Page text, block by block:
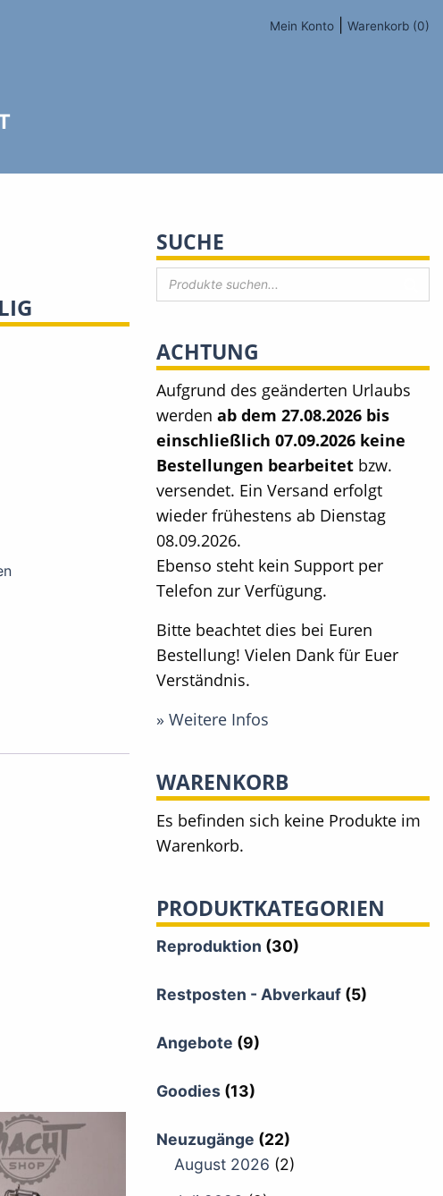
Mein Konto Warenkorb (0)
SUCHE
ACHTUNG
Aufgrund des geänderten Urlaubs
werden ab dem 27.08.2026 bis
einschließlich 07.09.2026 keine
Bestellungen bearbeitet bzw.
versendet. Ein Versand erfolgt
wieder frühestens ab Dienstag
08.09.2026.
Ebenso steht kein Support per
Telefon zur Verfügung.
Bitte beachtet dies bei Euren
Bestellung! Vielen Dank für Euer
Verständnis.
» Weitere Infos
WARENKORB
Es befinden sich keine Produkte im
Warenkorb.
PRODUKTKATEGORIEN
Reproduktion (30)
Restposten - Abverkauf (5)
Angebote (9)
Goodies (13)
Neuzugänge (22)
August 2026 (2)